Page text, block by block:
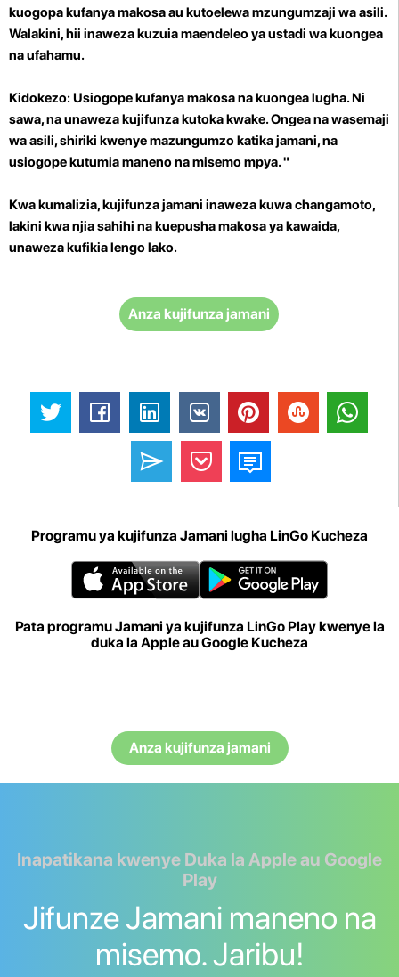
kuogopa kufanya makosa au kutoelewa mzungumzaji wa asili.
Walakini, hii inaweza kuzuia maendeleo ya ustadi wa kuongea
na ufahamu.
Kidokezo: Usiogope kufanya makosa na kuongea lugha. Ni
sawa, na unaweza kujifunza kutoka kwake. Ongea na wasemaji
wa asili, shiriki kwenye mazungumzo katika jamani, na
usiogope kutumia maneno na misemo mpya. "
Kwa kumalizia, kujifunza jamani inaweza kuwa changamoto,
lakini kwa njia sahihi na kuepusha makosa ya kawaida,
unaweza kufikia lengo lako.
Anza kujifunza jamani
Programu ya kujifunza Jamani lugha LinGo Kucheza
Pata programu Jamani ya kujifunza LinGo Play kwenye la
duka la Apple au Google Kucheza
Anza kujifunza jamani
Inapatikana kwenye Duka la Apple au Google
Play
Jifunze Jamani maneno na
misemo. Jaribu!